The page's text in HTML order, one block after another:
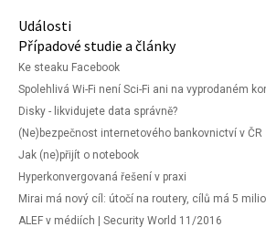
Události
Případové studie a články
Ke steaku Facebook
Spolehlivá Wi-Fi není Sci-Fi ani na vyprodaném
Disky - likvidujete data správně?
(Ne)bezpečnost internetového bankovnictví v ČR
Jak (ne)přijít o notebook
Hyperkonvergovaná řešení v praxi
Mirai má nový cíl: útočí na routery, cílů má 5
ALEF v médiích | Security World 11/2016